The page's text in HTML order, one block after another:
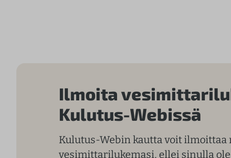
Ilmoita
Kulutus-Webissä
Kulutus-Webin kautta voit ilmoittaa
vesimittarilukemasi, ellei sinulla